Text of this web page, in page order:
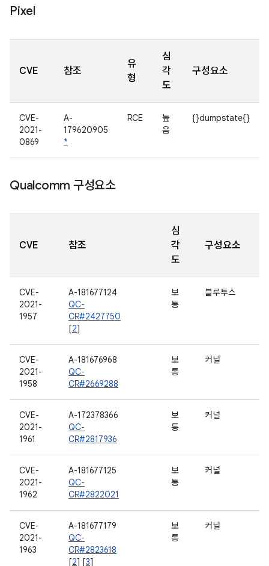
Pixel
CVE 참조
유
형
심
각
도
구성요소
CVE-
2021-
0869
A-
179620905
*
RCE
높
음
{}dumpstate{}
Qualcomm 구성요소
CVE 참조
심
각
도
구성요소
CVE-
2021-
1957
A-181677124
QC-
CR#2427750
[2]
보
통
블루투스
CVE-
2021-
1958
A-181676968
QC-
CR#2669288
보
통
커널
CVE-
2021-
1961
A-172378366
QC-
CR#2817936
보
통
커널
CVE-
2021-
1962
A-181677125
QC-
CR#2822021
보
통
커널
CVE-
2021-
1963
A-181677179
QC-
CR#2823618
[2] [3]
보
통
커널